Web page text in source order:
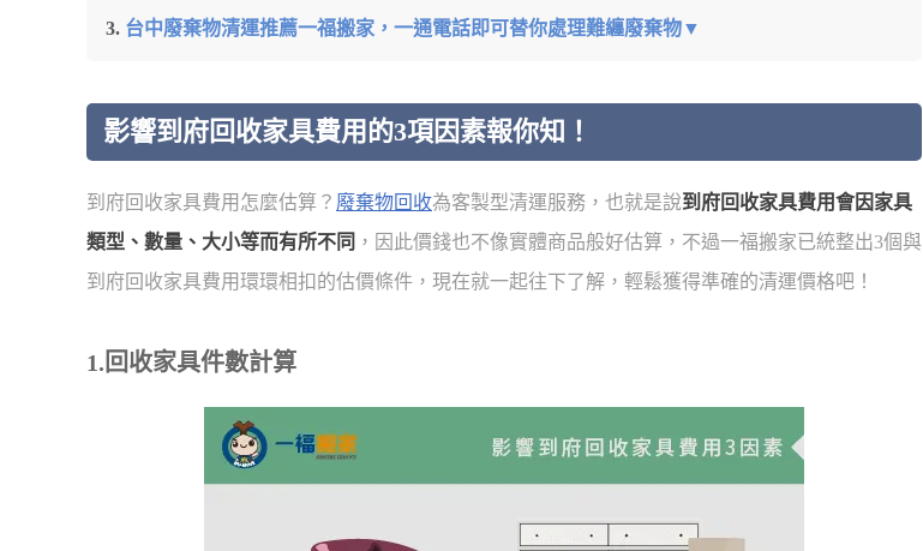
台中廢棄物清運推薦一福搬家，一通電話即可替你處理難纏廢棄物▼
影響到府回收家具費用的3項因素報你知！
到府回收家具費用怎麼估算？ 廢棄物回收為客製型清運服務，也就是說到府回收家具費用會因家具
類型、數量、大小等而有所不同 ，因此價錢也不像實體商品般好估算，不過一福搬家已統整出3個與
到府回收家具費用環環相扣的估價條件，現在就一起往下了解，輕鬆獲得準確的清運價格吧！
1.回收家具件數計算